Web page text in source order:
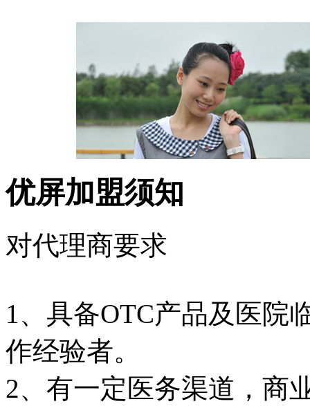
优屏加盟须知
对代理商要求
1、具备OTC产品及医院
作经验者。
2、有一定医务渠道，商